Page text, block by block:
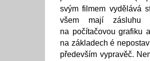
svým filmem vydělává
všem mají zásluhu
na počítačovou grafiku
na základech é
především vypravěč.